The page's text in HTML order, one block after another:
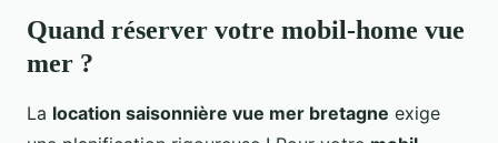
Quand réserver votre mobil-home vue
mer ?
La location saisonnière vue mer bretagne exige